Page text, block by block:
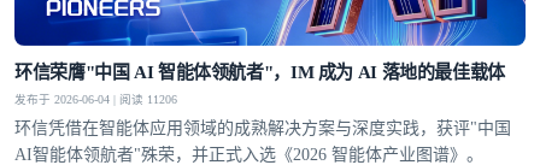
环信荣膺"中国 AI 智能体领航者"，IM 成为 AI 落地的最佳载体
发布于 2026-06-04 | 阅读 11206
环信凭借在智能体应用领域的成熟解决方案与深度实践，获评"中国
AI智能体领航者"殊荣，并正式入选《2026 智能体产业图谱》。